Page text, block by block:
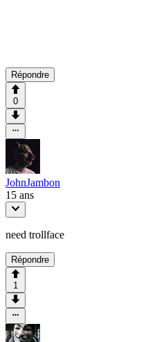
Répondre
0
JohnJambon
15 ans
need trollface
Répondre
1